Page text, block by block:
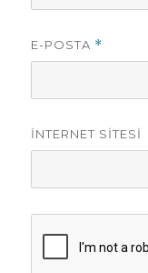
E-POSTA *
İNTERNET SITESI